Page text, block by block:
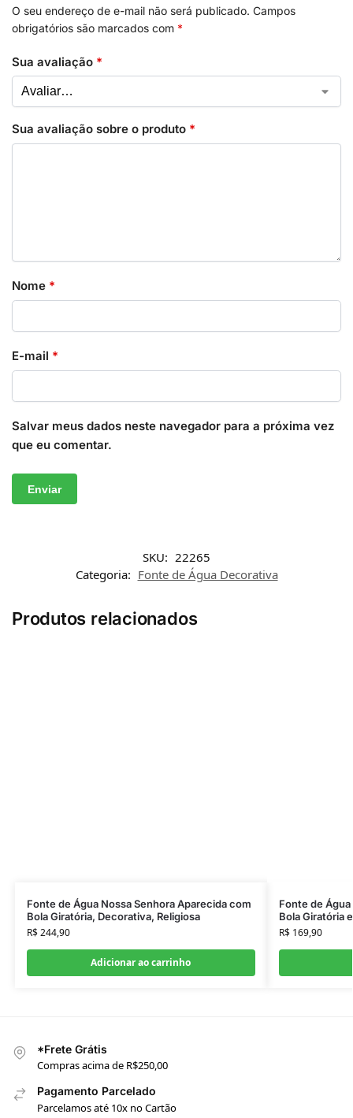
O seu endereço de e-mail não será publicado. Campos
obrigatórios são marcados com *
Sua avaliação *
Sua avaliação sobre o produto *
Nome *
E-mail *
Salvar meus dados neste navegador para a próxima vez
que eu comentar.
SKU: 22265
Categoria: Fonte de Água Decorativa
Produtos relacionados
Fonte de Água Nossa Senhora Aparecida com
Bola Giratória, Decorativa, Religiosa
R$244,90
Adicionar ao carrinho
Fonte de
Bola Giratória
R$169,90
*Frete Grátis
Compras acima de R$250,00
Pagamento Parcelado
Parcelamos até 10x no Cartão